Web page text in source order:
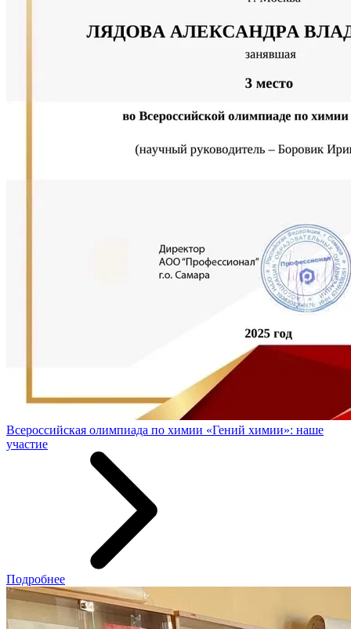
Всероссийская олимпиада по химии «Гений химии»: наше
участие
Подробнее